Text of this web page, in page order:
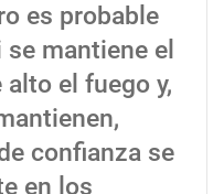
es probable
se mantiene el
el fuego y,
confianza se
en los